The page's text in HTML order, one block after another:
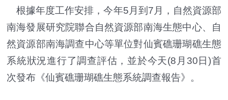
根據年度工作安排，今年5月到7月，自然資源部
南海發展研究院聯合自然資源部南海生態中心、自
然資源部南海調查中心等單位對仙賓礁珊瑚礁生態
系統狀況進行了調查評估，並於今天(8月30日)首
次發布《仙賓礁珊瑚礁生態系統調查報告》。